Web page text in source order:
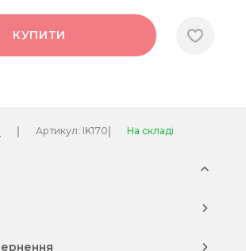
КУПИТИ
| Артикул: IK170| На складі